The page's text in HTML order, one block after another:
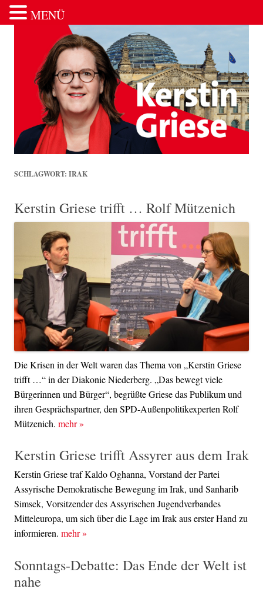
Zum Inhalt springen
SCHLAGWORT: IRAK
Kerstin Griese trifft … Rolf Mützenich
Die Krisen in der Welt waren das Thema von „Kerstin Griese
trifft …“ in der Diakonie Niederberg. „Das bewegt viele
Bürgerinnen und Bürger“, begrüßte Griese das Publikum und
ihren Gesprächspartner, den SPD-Außenpolitikexperten Rolf
Mützenich. mehr»
Kerstin Griese trifft Assyrer aus dem Irak
Kerstin Griese traf Kaldo Oghanna, Vorstand der Partei
Assyrische Demokratische Bewegung im Irak, und Sanharib
Simsek, Vorsitzender des Assyrischen Jugendverbandes
Mitteleuropa, um sich über die Lage im Irak aus erster Hand zu
informieren. mehr»
Sonntags-Debatte: Das Ende der Welt ist
nahe
MENÜ